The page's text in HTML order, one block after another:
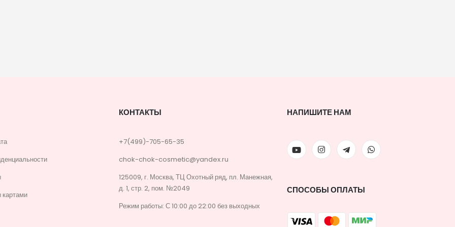
КОНТАКТЫ
+7(499)-705-65-35
chok-chok-cosmetic@yandex.ru
125009, г. Москва, ТЦ Охотный ряд, пл. Манежная,
д. 1, стр. 2, пом. №2049
Режим работы: С 10:00 до 22:00 без выходных
НАПИШИТЕ НАМ
СПОСОБЫ ОПЛАТЫ